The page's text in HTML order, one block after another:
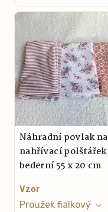
Náhradní povlak na
nahřívací polštářek
bederní 55 x 20 cm
Vzor